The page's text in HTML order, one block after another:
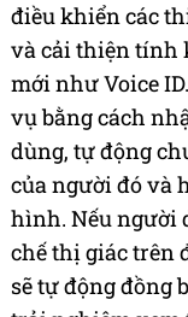
điều khiển các
và cải thiện tính
mới như Voice
vụ bằng cách
dùng, tự động
của người đó và
hình. Nếu người
chế thị giác trên
sẽ tự động đồng